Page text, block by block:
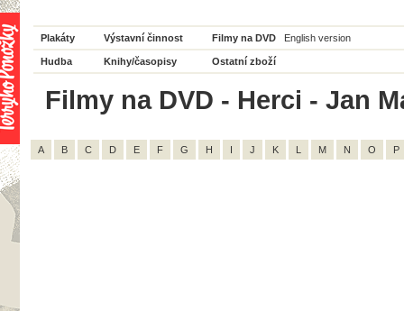
Plakáty Výstavní činnost Filmy na DVD English version
Hudba Knihy/časopisy Ostatní zboží
Filmy na DVD - Herci - Jan
A B C D E F G H I J K L M N O P